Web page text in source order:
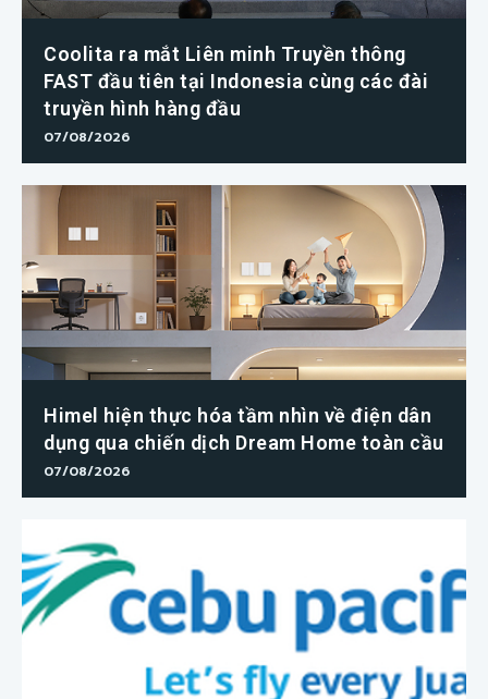
Coolita ra mắt Liên minh Truyền thông
FAST đầu tiên tại Indonesia cùng các đài
truyền hình hàng đầu
07/08/2026
Himel hiện thực hóa tầm nhìn về điện dân
dụng qua chiến dịch Dream Home toàn cầu
07/08/2026